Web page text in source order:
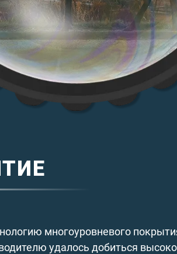
многоуровневого
удалось добиться